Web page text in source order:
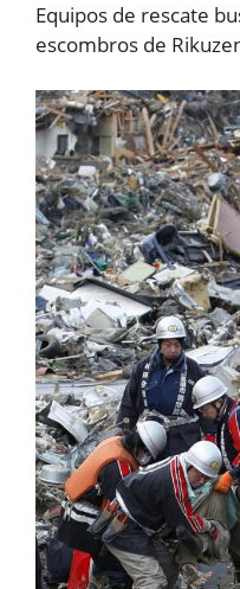
Equipos de rescate
escombros de